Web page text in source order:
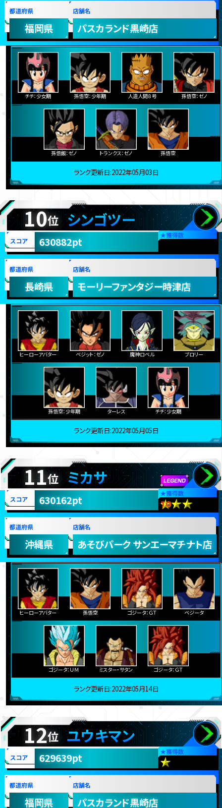
都道府県
福岡県
店舗名
パスカランド黒崎店
チチ：少女期 孫悟空：少年期 人造人間８号 孫悟空：ゼノ
孫悟飯：ゼノ トランクス：ゼノ 孫悟空
ランク更新日:2022年05月03日
10位 シンゴツー
★獲得数
スコア 630882pt
都道府県
長崎県
店舗名
モーリーファンタジー時津店
ヒーローアバター ベジット：ゼノ 魔神ロベル ブロリー
孫悟空：少年期 ターレス チチ：少女期
ランク更新日:2022年05月05日
11位 ミカサ
★獲得数
スコア 630162pt
都道府県
沖縄県
店舗名
あそびパーク サンエーマチナト店
ヒーローアバター 孫悟空 ゴジータ：ＧＴ ベジータ
ゴジータ：ＵＭ ミスター・サタン ゴジータ：ＧＴ
ランク更新日:2022年05月14日
12位 ユウキマン
★獲得数
スコア 629639pt
都道府県
福岡県
店舗名
パスカランド黒崎店